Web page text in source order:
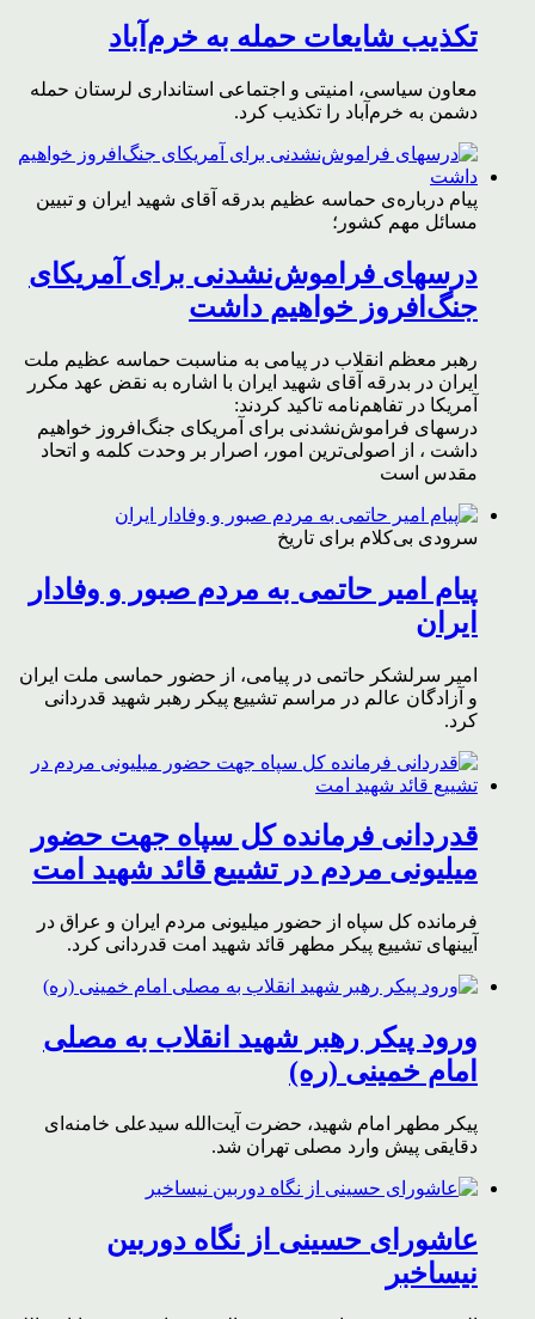
تکذیب شایعات حمله به خرم‌آباد
معاون سیاسی، امنیتی و اجتماعی استانداری لرستان حمله
دشمن به خرم‌آباد را تکذیب کرد.
پیام درباره‌ی حماسه عظیم بدرقه آقای شهید ایران و تبیین
مسائل مهم کشور؛
درسهای فراموش‌نشدنی برای آمریکای
جنگ‌افروز خواهیم داشت
رهبر معظم انقلاب در پیامی به مناسبت حماسه عظیم ملت
ایران در بدرقه آقای شهید ایران با اشاره به نقض عهد مکرر
آمریکا در تفاهم‌نامه تاکید کردند:
درسهای فراموش‌نشدنی برای آمریکای جنگ‌افروز خواهیم
داشت ، از اصولی‌ترین امور، اصرار بر وحدت کلمه و اتحاد
مقدس است
سرودی بی‌کلام برای تاریخ
پیام امیر حاتمی به مردم صبور و وفادار
ایران
امیر سرلشکر حاتمی در پیامی، از حضور حماسی ملت ایران
و آزادگان عالم در مراسم تشییع پیکر رهبر شهید قدردانی
کرد.
قدردانی فرمانده کل سپاه جهت حضور
میلیونی مردم در تشییع قائد شهید امت
فرمانده کل سپاه از حضور میلیونی مردم ایران و عراق در
آیینهای تشییع پیکر مطهر قائد شهید امت قدردانی کرد.
ورود پیکر رهبر شهید انقلاب به مصلی
امام خمینی (ره)
پیکر مطهر امام شهید،‌ حضرت آیت‌الله سیدعلی خامنه‌ای
دقایقی پیش وارد مصلی تهران شد.
عاشورای حسینی از نگاه دوربین
نیساخبر